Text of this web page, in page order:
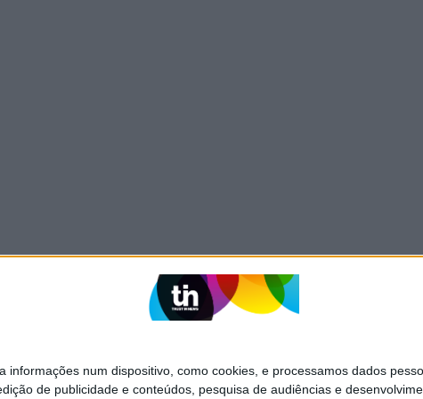
informações num dispositivo, como cookies, e processamos dados
de publicidade e conteúdos, pesquisa de audiências e